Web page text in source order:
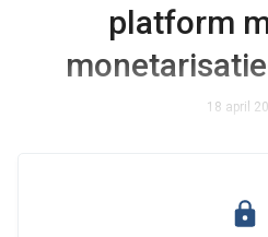
platform
18 april